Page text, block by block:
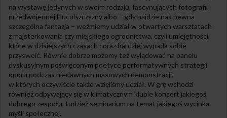
na wystawę jedynych w swoim rodzaju, fascynujących fotografii
przedwojennej Huculszczyzny albo – gdy najdzie nas pewna
szczególna fantazja – weźmiemy udział w otwartych warsztatach
z majsterkowania czy miejskiego ogrodnictwa, czyli umiejętności,
które w dzisiejszych czasach coraz bardziej wypada sobie
przyswoić. Równie dobrze możemy też wylądować na panelu
dyskusyjnym poświęconym poetyce performatywnych strategii
oporu podczas niedawnych masowych demonstracji,
w których oczywiście także wzięliśmy udział. W grę wchodzi
również odbywający się w klimatycznym klubie koncert jakiegoś
dobrego zespołu, tudzież seminarium na temat jakiegoś wycinka
myśli społecznej.